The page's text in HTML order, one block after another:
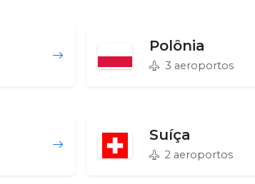
Polônia
3 aeroportos
Suíça
2 aeroportos